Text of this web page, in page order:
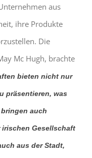
aus
ihre Produkte
Die
Mc Hugh, brachte
bieten nicht nur
präsentieren, was
auch
irischen Gesellschaft
aus der Stadt,